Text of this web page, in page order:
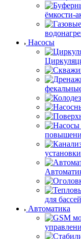
ёмкости-
Насосы
установки
для
Автоматика